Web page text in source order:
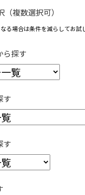
複数選択可）
る場合は条件を減らしてお試
ら探す
す
す